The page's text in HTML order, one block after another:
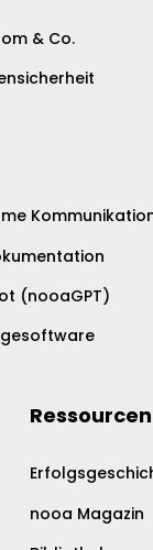
& Co.
(nooaGPT)
Ressourcen
nooa Magazin